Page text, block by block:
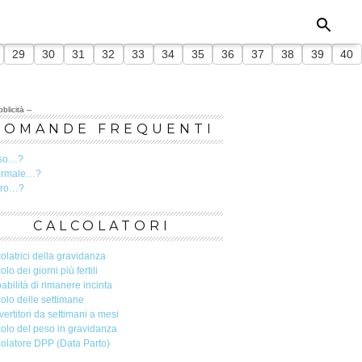
29 30 31 32 33 34 35 36 37 38 39 40
--
FREQUENTI
CALCOLATORI
della gravidanza
dei giorni più fertili
di rimanere incinta
delle settimane
da settimani a mesi
del peso in gravidanza
DPP (Data Parto)